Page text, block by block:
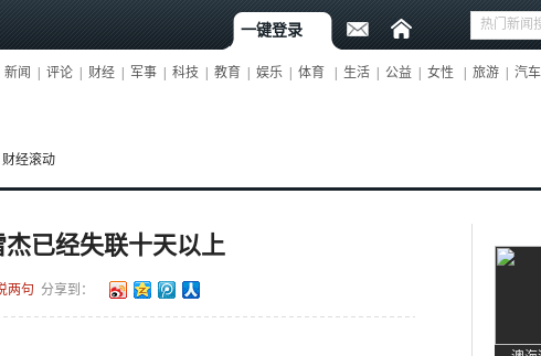
一键登录
新闻 评论 财经 军事 科技 教育 娱乐 体育 生活 公益 女性 旅游 汽车
财经滚动
已经失联十天以上
两句 分享到：